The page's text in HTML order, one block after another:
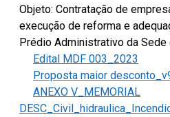
Objeto: Contratação de
execução de reforma e
Prédio Administrativo da Sede
Edital MDF 003_2023
Proposta maior
ANEXO V_MEMORIAL